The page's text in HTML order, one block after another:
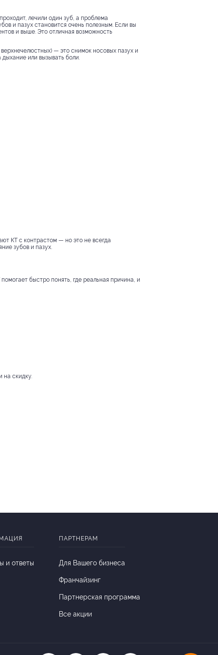
лечили один зуб, а проблема
и пазух становится очень полезным. Если вы
и выше. Это отличная возможность
— это снимок носовых пазух и
или вызывать боли.
КТ с контрастом — но это не всегда
зубов и пазух.
быстро понять, где реальная причина, и
на скидку.
и ответы
ПАРТНЕРАМ
Для Вашего бизнеса
Франчайзинг
Партнерская программа
Все акции